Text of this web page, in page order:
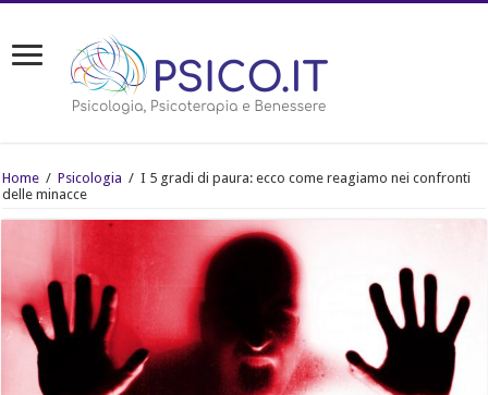
Home / Psicologia / I 5 gradi di paura: ecco come reagiamo nei confronti
delle minacce